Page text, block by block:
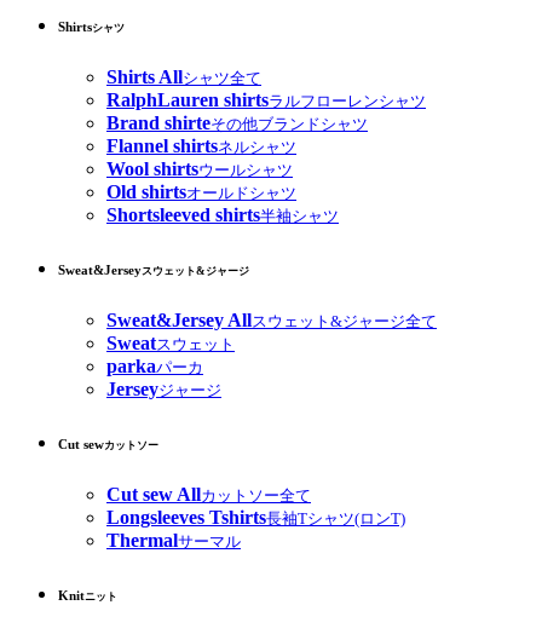
Shirtsシャツ
Shirts Allシャツ全て
RalphLauren shirtsラルフローレンシャツ
Brand shirteその他ブランドシャツ
Flannel shirtsネルシャツ
Wool shirtsウールシャツ
Old shirtsオールドシャツ
Shortsleeved shirts半袖シャツ
Sweat&Jerseyスウェット&ジャージ
Sweat&Jersey Allスウェット&ジャージ全て
Sweatスウェット
parkaパーカ
Jerseyジャージ
Cut sewカットソー
Cut sew Allカットソー全て
Longsleeves Tshirts長袖Tシャツ(ロンT)
Thermalサーマル
Knitニット